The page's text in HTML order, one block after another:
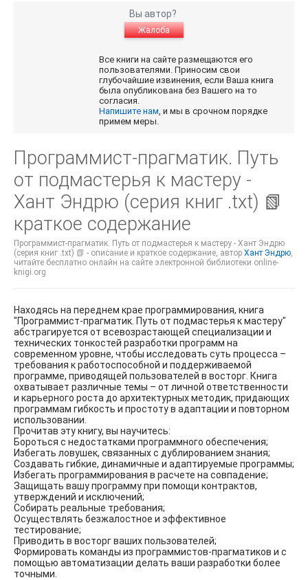
Вы автор?
Жалоба
Все книги на сайте размещаются его
пользователями. Приносим свои
глубочайшие извинения, если Ваша книга
была опубликована без Вашего на то
согласия.
Напишите нам , и мы в срочном порядке
примем меры.
Программист-прагматик. Путь
от подмастерья к мастеру -
Хант Эндрю (серия книг .txt) 📗
краткое содержание
Программист-прагматик. Путь от подмастерья к мастеру - Хант Эндрю
(серия книг .txt) 📗 - описание и краткое содержание, автор Хант Эндрю
читайте бесплатно онлайн на сайте электронной библиотеки online-
knigi.org
Находясь на переднем крае программирования, книга
"Программист-прагматик. Путь от подмастерья к мастеру"
абстрагируется от всевозрастающей специализации и
технических тонкостей разработки программ на
современном уровне, чтобы исследовать суть процесса –
требования к работоспособной и поддерживаемой
программе, приводящей пользователей в восторг. Книга
охватывает различные темы – от личной ответственности
и карьерного роста до архитектурных методик, придающих
программам гибкость и простоту в адаптации и повторном
использовании.
Прочитав эту книгу, вы научитесь:
Бороться с недостатками программного обеспечения;
Избегать ловушек, связанных с дублированием знания;
Создавать гибкие, динамичные и адаптируемые программы;
Избегать программирования в расчете на совпадение;
Защищать вашу программу при помощи контрактов,
утверждений и исключений;
Собирать реальные требования;
Осуществлять безжалостное и эффективное
тестирование;
Приводить в восторг ваших пользователей;
Формировать команды из программистов-прагматиков и с
помощью автоматизации делать ваши разработки более
точными.